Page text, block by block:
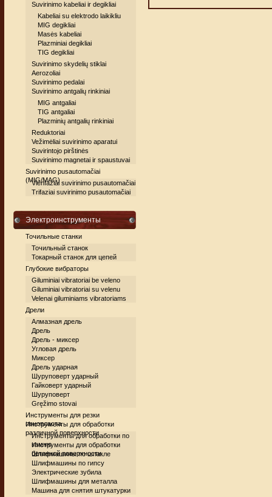
Suvirinimo kabeliai ir degikliai
Kabeliai su elektrodo laikikliu
MIG degikliai
Masės kabeliai
Plazminiai degikliai
TIG degikliai
Suvirinimo skydelių stiklai
Aerozoliai
Suvirinimo pedalai
Suvirinimo antgalių rinkiniai
MIG antgaliai
TIG antgaliai
Plazminių antgalių rinkiniai
Reduktoriai
Vežimėliai suvirinimo aparatui
Suvirintojo pirštinės
Suvirinimo magnetai ir spaustuvai
Suvirinimo pusautomačiai
(MIG/MAG)
Vienfaziai suvirinimo pusautomačiai
Trifaziai suvirinimo pusautomačiai
Электроинструменты
Точильные станки
Точильный станок
Токарный станок для цепей
Глубокие вибраторы
Giluminiai vibratoriai be veleno
Giluminiai vibratoriai su velenu
Velenai giluminiams vibratoriams
Дрели
Алмазная дрель
Дрель
Дрель - миксер
Угловая дрель
Миксер
Дрель ударная
Шуруповерт ударный
Гайковерт ударный
Шуруповерт
Gręžimo stovai
Инструменты для резки
пенопласта
Инструменты для обработки
различной поверхности
Инструменты для обработки по
камню
Инструменты для обработки
бетонной поверхности
Шлифмашины по шпакле
Шлифмашины по гипсу
Электрические зубила
Шлифмашины для металла
Машина для снятия штукатурки